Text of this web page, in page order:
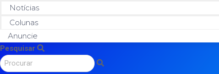
Notícias
Colunas
Anuncie
Pesquisar